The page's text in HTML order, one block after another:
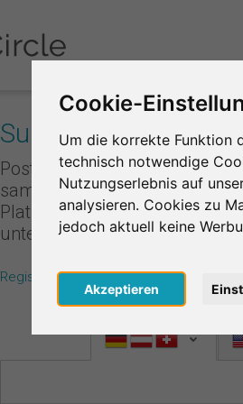
Cookie-
Um die korrekte Funktion
technisch notwendige
Nutzungserlebnis auf
analysieren. Cookies zu
jedoch aktuell keine
Akzeptieren
Survey Ranking –
Poste deine Umfrage im
sammelst du Punkte und
Platzierung ist, desto mehr
unterstützt, desto mehr
Registriere dich kostenlos, um bei